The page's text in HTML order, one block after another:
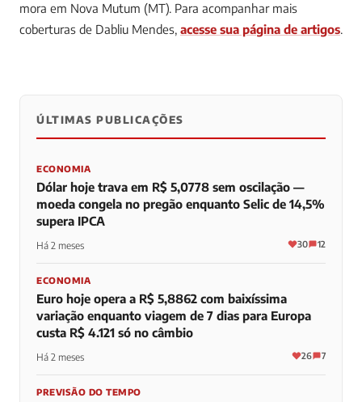
mora em Nova Mutum (MT). Para acompanhar mais
coberturas de Dabliu Mendes, acesse sua página de artigos.
0 0 0
ÚLTIMAS PUBLICAÇÕES
ECONOMIA
Dólar hoje trava em R$ 5,0778 sem oscilação —
moeda congela no pregão enquanto Selic de 14,5%
supera IPCA
Há 2 meses 30 12
ECONOMIA
Euro hoje opera a R$ 5,8862 com baixíssima
variação enquanto viagem de 7 dias para Europa
custa R$ 4.121 só no câmbio
Há 2 meses 26 7
PREVISÃO DO TEMPO